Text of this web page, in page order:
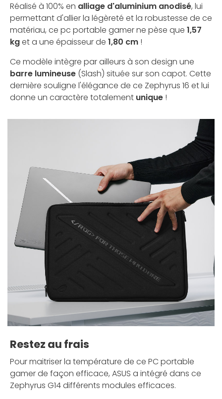
Réalisé à 100% en alliage d'aluminium anodisé, lui
permettant d'allier la légèreté et la robustesse de ce
matériau, ce pc portable gamer ne pèse que 1,57
kget a une épaisseur de 1,80 cm !
Ce modèle intègre par ailleurs à son design une
barre lumineuse (Slash) située sur son capot. Cette
dernière souligne l'élégance de ce Zephyrus 16 et lui
donne un caractère totalement unique !
Restez au frais
Pour maitriser la température de ce PC portable
gamer de façon efficace, ASUS a intégré dans ce
Zephyrus G14 différents modules efficaces.